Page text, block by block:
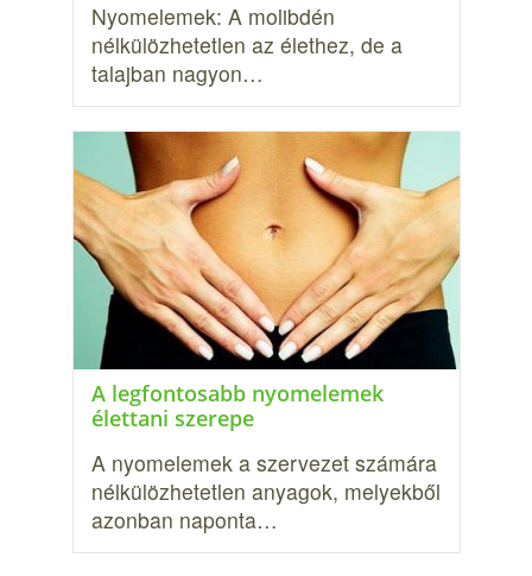
Nyomelemek: A molibdén
nélkülözhetetlen az élethez, de a
talajban nagyon…
A legfontosabb nyomelemek
élettani szerepe
A nyomelemek a szervezet számára
nélkülözhetetlen anyagok, melyekből
azonban naponta…